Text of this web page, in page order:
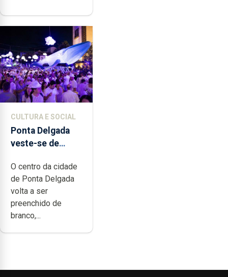
CULTURA E SOCIAL
Ponta Delgada
veste-se de
O centro da cidade
de Ponta Delgada
volta a ser
preenchido de
branco,...